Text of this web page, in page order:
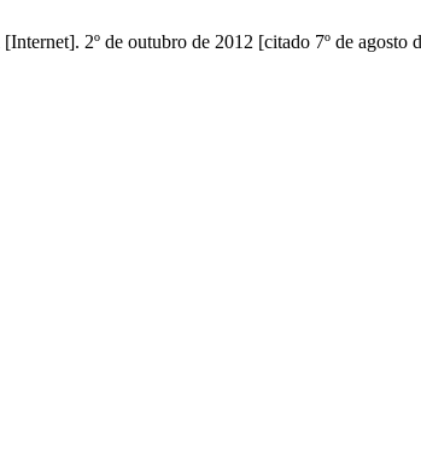
2º de outubro de 2012 [citado 7º de